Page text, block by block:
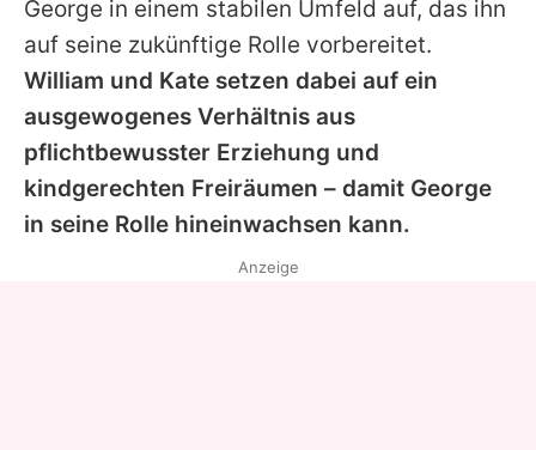
George in einem stabilen Umfeld auf, das ihn
auf seine zukünftige Rolle vorbereitet.
William und Kate setzen dabei auf ein
ausgewogenes Verhältnis aus
pflichtbewusster Erziehung und
kindgerechten Freiräumen – damit George
in seine Rolle hineinwachsen kann.
Anzeige